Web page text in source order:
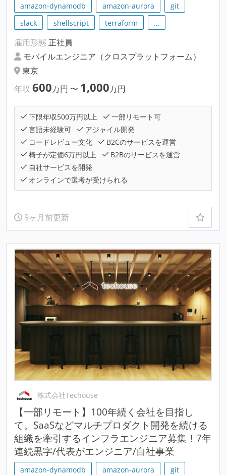
amazon-dynamodb amazon-aurora
git
slack
shellscript terraform …
雇用形態 正社員
モバイルエンジニア（クロスプラットフォーム）
東京
年収 600万円 〜 1,000万円
下限年収500万円以上
一部リモート可
言語未経験可
アジャイル開発
コードレビュー文化
B2Cのサービスを運営
椅子が定価6万円以上
B2Bのサービスを運営
自社サービスを開発
オンラインで選考が受けられる
9ヶ月前更新
株式会社Techouse
【一部リモート】100年続く会社を目指し
て。SaaSなどマルチプロダクト開発を続ける
組織を牽引するインフラエンジニア募集！7年
連続黒字/代表がエンジニア/自社事業
amazon-dynamodb amazon-aurora
git